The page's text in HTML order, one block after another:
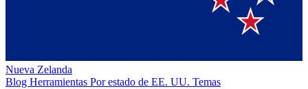
Nueva Zelanda
Blog Herramientas Por estado de EE. UU. Temas